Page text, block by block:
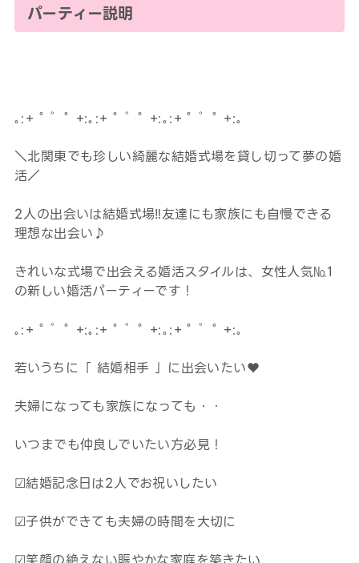
パーティー説明
｡:+ ﾟ ゜ﾟ +:｡:+ ﾟ ゜ﾟ +:｡:+ ﾟ ゜ﾟ +:｡
＼北関東でも珍しい綺麗な結婚式場を貸し切って夢の婚
活／
2人の出会いは結婚式場‼友達にも家族にも自慢できる
理想な出会い♪
きれいな式場で出会える婚活スタイルは、女性人気№1
の新しい婚活パーティーです！
｡:+ ﾟ ゜ﾟ +:｡:+ ﾟ ゜ﾟ +:｡:+ ﾟ ゜ﾟ +:｡
若いうちに「 結婚相手 」に出会いたい♥
夫婦になっても家族になっても・・
いつまでも仲良しでいたい方必見！
☑結婚記念日は2人でお祝いしたい
☑子供ができても夫婦の時間を大切に